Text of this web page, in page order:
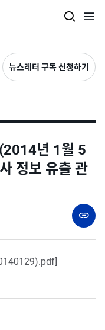
뉴스레터 구독 신청하기
년 1월 5
정보 유출 관